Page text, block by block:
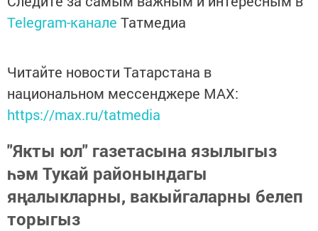
Telegram-канале Татмедиа
Читайте новости Татарстана в
национальном мессенджере MАХ:
https://max.ru/tatmedia
"Якты юл" газетасына язылыгыз
һәм Тукай районындагы
яңалыкларны, вакыйгаларны белеп
торыгыз